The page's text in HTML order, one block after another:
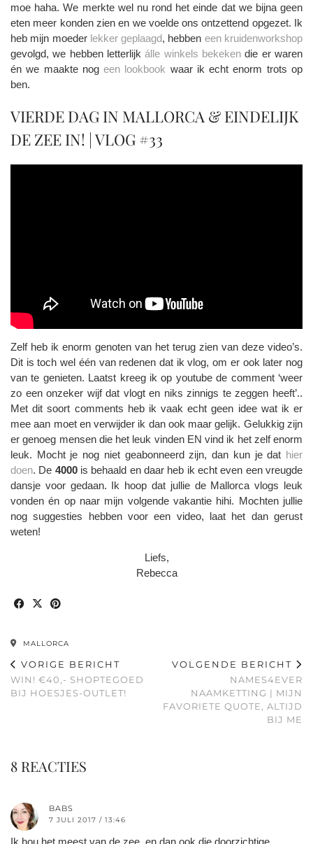
moe haha. We merkte wel nu rond het einde dat we bijna geen
eten meer konden zien en we voelde ons ontzettend opgezet. Ik
heb mijn moeder lekker geplaagd, hebben een kruidenworkshop
gevolgd, we hebben letterlijkálle winkels bekeken die er waren
én we maakte nogeen lookbook waar ik echt enorm trots op
ben.
VIERDE DAG IN MALLORCA & EINDELIJK
DE ZEE IN! | VLOG #33
Zelf heb ik enorm genoten van het terug zien van deze video’s.
Dit is toch wel één van redenen dat ik vlog, om er ook later nog
van te genieten. Laatst kreeg ik op youtube de comment ‘weer
zo een onzeker wijf dat vlogt en niks zinnigs te zeggen heeft’..
Met dit soort comments heb ik vaak echt geen idee wat ik er
mee aan moet en verwijder ik dan ook maar gelijk. Gelukkig zijn
er genoeg mensen die het leuk vinden EN vind ik het zelf enorm
leuk. Mocht je nog niet geabonneerd zijn, dan kun je dat hier
doen. De 4000is behaald en daar heb ik echt even een vreugde
dansje voor gedaan. Ik hoop dat jullie de Mallorca vlogs leuk
vonden én op naar mijn volgende vakantie hihi. Mochten jullie
nog suggesties hebben voor een video, laat het dan gerust
weten!
Liefs,
Rebecca
MALLORCA
VORIGE BERICHT
WIN! €40,- SHOPTEGOED
BIJ HOESJES-OUTLET!
VOLGENDE BERICHT
NAMES4EVER
NAAMKETTING | MIJN
FAVORIETE QUOTE, ALTIJD
BIJ ME
8 REACTIES
BABS
7 JULI 2017 / 13:46
Ik hou het meest van de zee, en dan ook die doorzichtige